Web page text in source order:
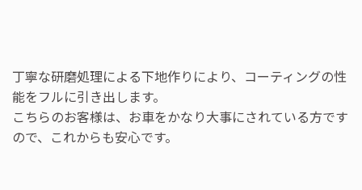
丁寧な研磨処理による下地作りにより、コーティングの性
能をフルに引き出します。
こちらのお客様は、お車をかなり大事にされている方です
ので、これからも安心です。